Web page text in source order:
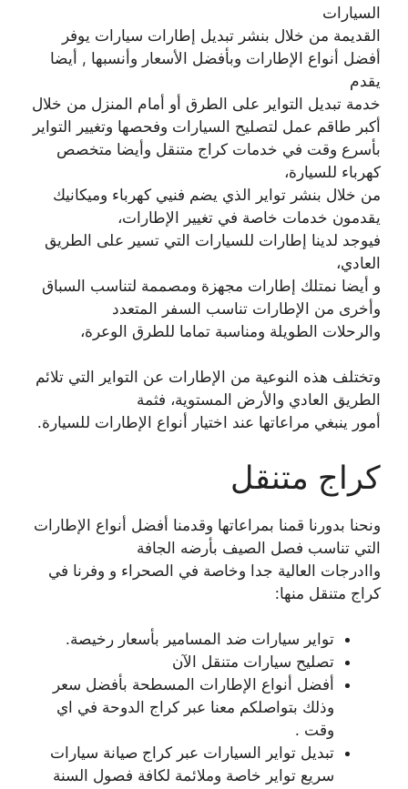
السيارات
القديمة من خلال بنشر تبديل إطارات سيارات يوفر
أفضل أنواع الإطارات وبأفضل الأسعار وأنسبها , أيضا
يقدم
خدمة تبديل التواير على الطرق أو أمام المنزل من خلال
أكبر طاقم عمل لتصليح السيارات وفحصها وتغيير التواير
بأسرع وقت في خدمات كراج متنقل وأيضا متخصص
كهرباء للسيارة،
من خلال بنشر تواير الذي يضم فنيي كهرباء وميكانيك
يقدمون خدمات خاصة في تغيير الإطارات،
فيوجد لدينا إطارات للسيارات التي تسير على الطريق
العادي،
و أيضا نمتلك إطارات مجهزة ومصممة لتناسب السباق
وأخرى من الإطارات تناسب السفر المتعدد
والرحلات الطويلة ومناسبة تماما للطرق الوعرة،
وتختلف هذه النوعية من الإطارات عن التواير التي تلائم
الطريق العادي والأرض المستوية، فثمة
أمور ينبغي مراعاتها عند اختيار أنواع الإطارات للسيارة.
كراج متنقل
ونحنا بدورنا قمنا بمراعاتها وقدمنا أفضل أنواع الإطارات
التي تناسب فصل الصيف بأرضه الجافة
واادرجات العالية جدا وخاصة في الصحراء و وفرنا في
كراج متنقل منها:
تواير سيارات ضد المسامير بأسعار رخيصة.
تصليح سيارات متنقل الآن
أفضل أنواع الإطارات المسطحة بأفضل سعر
وذلك بتواصلكم معنا عبر كراج الدوحة في اي
وقت .
تبديل تواير السيارات عبر كراج صيانة سيارات
سريع تواير خاصة وملائمة لكافة فصول السنة